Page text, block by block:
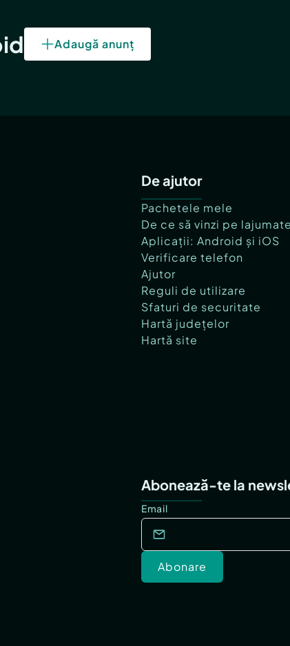
Adaugă anunț
De ajutor
Pachetele mele
De ce să vinzi pe
Aplicații: Android și iOS
Verificare telefon
Ajutor
Reguli de utilizare
Sfaturi de securitate
Hartă județelor
Hartă site
Abonează-te la
Email
Abonare